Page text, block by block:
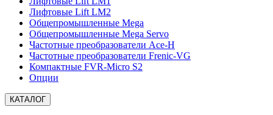
Лифтовые Lift LM2
Общепромышленные Mega
Общепромышленные Mega Servo
Частотные преобразователи Ace-H
Частотные преобразователи Frenic-VG
Компактные FVR-Micro S2
Опции
КАТАЛОГ